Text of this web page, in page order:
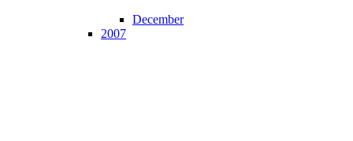
December
2007